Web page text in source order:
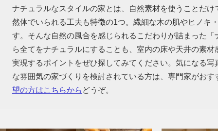
ナチュラルなスタイルの家とは、自然素材を使うことだ
然体でいられる工夫も特徴の1つ。繊細な木の肌やヒノキ
す。そんな自然の風合を感じられるこだわりが詰まった
ら全てをナチュラルにすることも、室内の床や天井の素
実現するポイントをぜひ探してみてください。気になる
な雰囲気の家づくりを検討されている方は、専門家がお
望の方はこちらから どうぞ。